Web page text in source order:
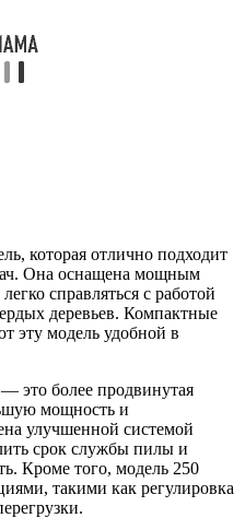
которая отлично подходит
Она оснащена мощным
справляться с работой
деревьев. Компактные
эту модель удобной в
— это более продвинутая
мощность и
улучшенной системой
срок службы пилы и
Кроме того, модель 250
такими как регулировка